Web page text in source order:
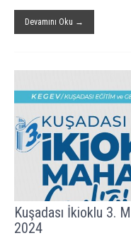
Devamını Oku →
Kuşadası İkioklu 3.
2024